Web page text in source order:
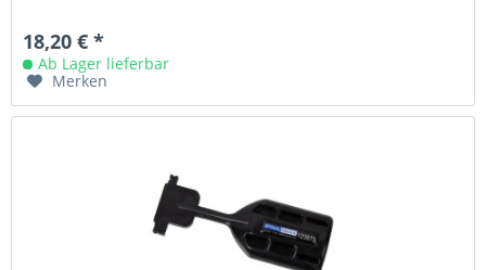
18,20 € *
Ab Lager lieferbar
Merken